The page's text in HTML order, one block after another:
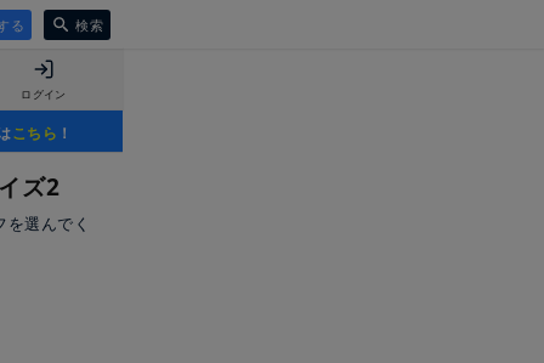
る 検索
ログイン
こちら ！
ズ2
選んでく